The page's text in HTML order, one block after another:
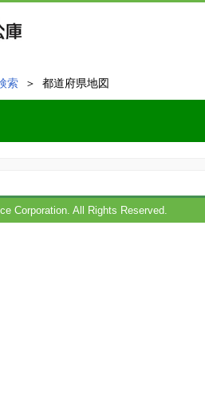
索 ＞ 都道府県地図
Corporation. All Rights Reserved.